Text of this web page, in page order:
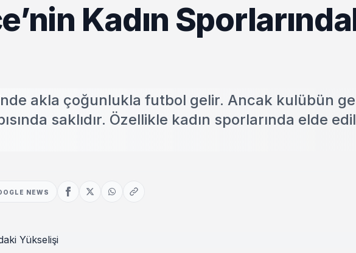
Kadın
akla çoğunlukla futbol gelir. Ancak kulübün
saklıdır. Özellikle kadın sporlarında elde
NEWS